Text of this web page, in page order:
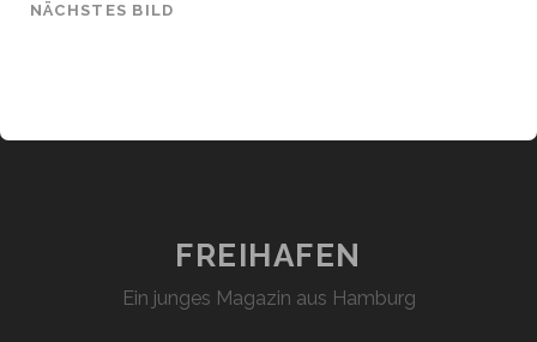
NÄCHSTES BILD
FREIHAFEN
Ein junges Magazin aus Hamburg